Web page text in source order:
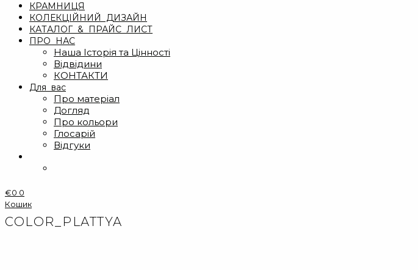
КРАМНИЦЯ
КОЛЕКЦІЙНИЙ ДИЗАЙН
КАТАЛОГ & ПРАЙС ЛИСТ
ПРО НАС
Наша Історія та Цінності
Відвідини
КОНТАКТИ
Для вас
Про матеріал
Догляд
Про кольори
Глосарій
Відгуки
€0 0
Кошик
COLOR_PLATTYA